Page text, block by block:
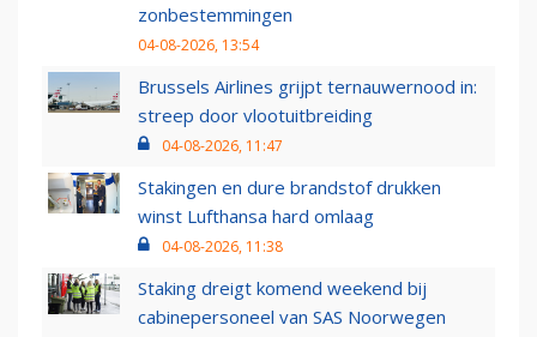
zonbestemmingen
04-08-2026, 13:54
Brussels Airlines grijpt ternauwernood in:
streep door vlootuitbreiding
04-08-2026, 11:47
Stakingen en dure brandstof drukken
winst Lufthansa hard omlaag
04-08-2026, 11:38
Staking dreigt komend weekend bij
cabinepersoneel van SAS Noorwegen